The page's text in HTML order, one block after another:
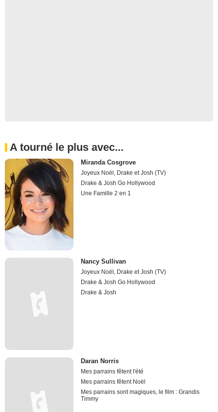
A tourné le plus avec...
Miranda Cosgrove
Joyeux Noël, Drake et Josh (TV)
Drake & Josh Go Hollywood
Une Famille 2 en 1
Nancy Sullivan
Joyeux Noël, Drake et Josh (TV)
Drake & Josh Go Hollywood
Drake & Josh
Daran Norris
Mes parrains fêtent l'été
Mes parrains fêtent Noël
Mes parrains sont magiques, le film : Grandis
Timmy